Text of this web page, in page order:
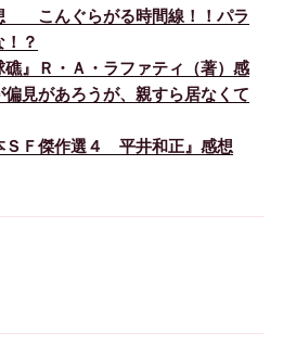
こんぐらがる時間線！！パラ
！？
』Ｒ・Ａ・ラファティ（著）感
があろうが、親すら居なくて
ＳＦ傑作選４ 平井和正』感想